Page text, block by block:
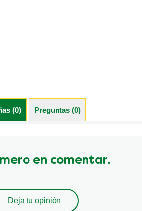
(0) Preguntas (0)
en comentar.
Deja tu opinión